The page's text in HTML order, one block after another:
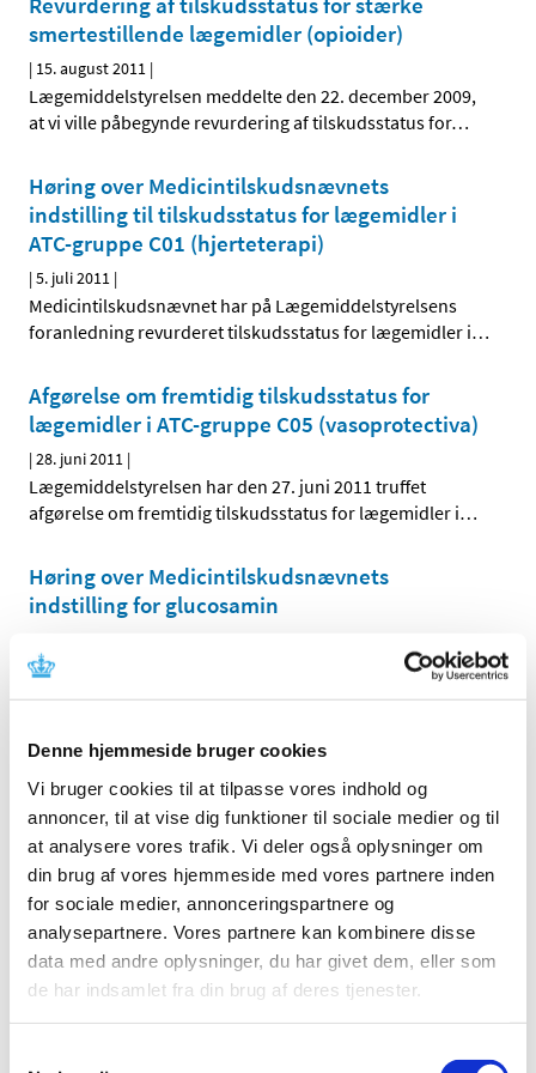
Denne hjemmeside bruger cookies
Vi bruger cookies til at tilpasse vores indhold og
annoncer, til at vise dig funktioner til sociale medier og til
at analysere vores trafik. Vi deler også oplysninger om
din brug af vores hjemmeside med vores partnere inden
for sociale medier, annonceringspartnere og
analysepartnere. Vores partnere kan kombinere disse
data med andre oplysninger, du har givet dem, eller som
de har indsamlet fra din brug af deres tjenester.
smertestillende lægemidler (opioider)
| 15. august 2011 |
Lægemiddelstyrelsen meddelte den 22. december 2009,
at vi ville påbegynde revurdering af tilskudsstatus for…
Høring over Medicintilskudsnævnets
indstilling til tilskudsstatus for lægemidler i
ATC-gruppe C01 (hjerteterapi)
|5. juli 2011 |
Medicintilskudsnævnet har på Lægemiddelstyrelsens
foranledning revurderet tilskudsstatus for lægemidler i…
Afgørelse om fremtidig tilskudsstatus for
lægemidler i ATC-gruppe C05 (vasoprotectiva)
|28. juni 2011 |
Lægemiddelstyrelsen har den 27. juni 2011 truffet
afgørelse om fremtidig tilskudsstatus for lægemidler i…
Høring over Medicintilskudsnævnets
indstilling for glucosamin
Medicintilskudsnævnet har revurderet tilskudsstatus for
lægemidler, der indeholder glucosamin. Lægemidlerne…
Høring over Medicintilskudsnævnets
indstilling til tilskudsstatus for lægemidler til
behandling af depression og angst
(lægemidler i ATC-gruppe N06A m.fl.)
|6. maj 2011|
Medicintilskudsnævnet har på Lægemiddelstyrelsens
foranledning revurderet tilskudsstatus for lægemidler i…
Lægemiddelstyrelsen indleder ad hoc
revurdering af tilskudsstatus for glucosamin